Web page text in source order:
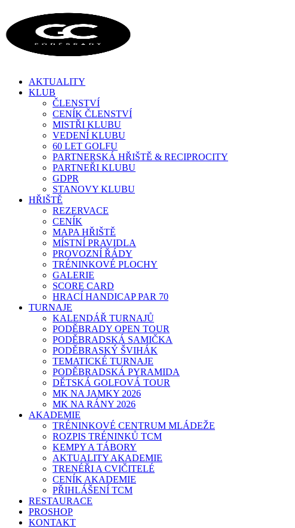
AKTUALITY
KLUB
ČLENSTVÍ
CENÍK ČLENSTVÍ
MISTŘI KLUBU
VEDENÍ KLUBU
60 LET GOLFU
PARTNERSKÁ HŘIŠTĚ & RECIPROCITY
PARTNEŘI KLUBU
GDPR
STANOVY KLUBU
HŘIŠTĚ
REZERVACE
CENÍK
MAPA HŘIŠTĚ
MÍSTNÍ PRAVIDLA
PROVOZNÍ ŘÁDY
TRÉNINKOVÉ PLOCHY
GALERIE
SCORE CARD
HRACÍ HANDICAP PAR 70
TURNAJE
KALENDÁŘ TURNAJŮ
PODĚBRADY OPEN TOUR
PODĚBRADSKÁ SAMIČKA
PODĚBRASKÝ ŠVIHÁK
TEMATICKÉ TURNAJE
PODĚBRADSKÁ PYRAMIDA
DĚTSKÁ GOLFOVÁ TOUR
MK NA JAMKY 2026
MK NA RÁNY 2026
AKADEMIE
TRÉNINKOVÉ CENTRUM MLÁDEŽE
ROZPIS TRÉNINKŮ TCM
KEMPY A TÁBORY
AKTUALITY AKADEMIE
TRENÉŘI A CVIČITELÉ
CENÍK AKADEMIE
PŘIHLÁŠENÍ TCM
RESTAURACE
PROSHOP
KONTAKT